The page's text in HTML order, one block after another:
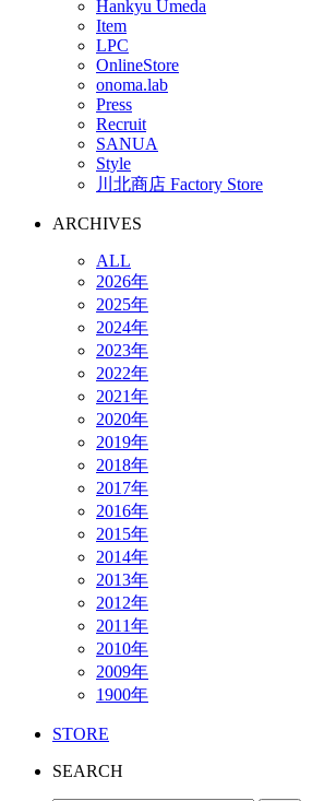
Hankyu Umeda
Item
LPC
OnlineStore
onoma.lab
Press
Recruit
SANUA
Style
川北商店 Factory Store
ARCHIVES
ALL
2026年
2025年
2024年
2023年
2022年
2021年
2020年
2019年
2018年
2017年
2016年
2015年
2014年
2013年
2012年
2011年
2010年
2009年
1900年
STORE
SEARCH